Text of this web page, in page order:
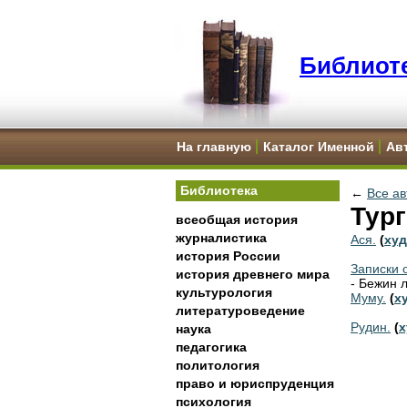
На главную Каталог Именной
Библиотека
всеобщая история
журналистика
история России
история древнего мира
культурология
литературоведение
наука
педагогика
политология
право и юриспруденция
психология
← Все
Ася. (
Записки
- Бежин
Муму. (
Рудин. (